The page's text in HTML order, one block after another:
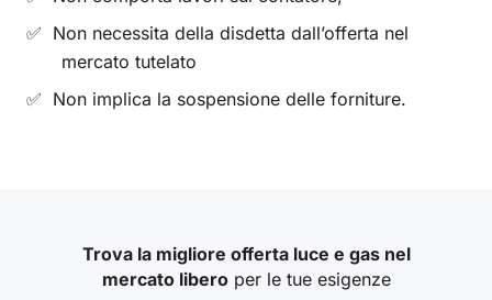
Non necessita della disdetta dall’offerta nel
mercato tutelato
Non implica la sospensione delle forniture.
Trova la migliore offerta luce e gas nel
mercato liberoper le tue esigenze